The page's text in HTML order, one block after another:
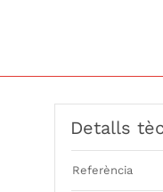
Detalls
Referència